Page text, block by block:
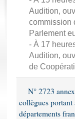
Rapports
Rapports
Rapports sur
Baromètre de
Dossiers
Questions
Comptes
Audition,
commission
Parlement
- À 17
Audition,
de
N° 2723
collègues
départements